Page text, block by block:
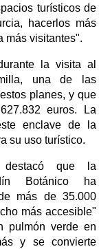
turísticos de
hacerlos más
más visitantes".
la visita al
una de las
planes, y que
euros. La
enclave de la
su uso turístico.
que la
Botánico ha
más de 35.000
más accesible"
pulmón verde en
y se convierte